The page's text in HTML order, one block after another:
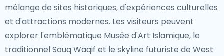
mélange de sites historiques, d'expériences culturelles
et d'attractions modernes. Les visiteurs peuvent
explorer l'emblématique Musée d'Art Islamique, le
traditionnel Souq Waqif et le skyline futuriste de West